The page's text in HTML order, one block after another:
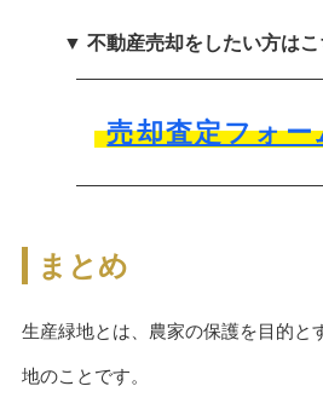
▼ 不動産売却をしたい方は
売却査定フォ
まとめ
生産緑地とは、農家の保護を目的と
地のことです。